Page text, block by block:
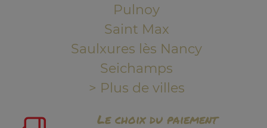
Pulnoy
Saint Max
Saulxures lès Nancy
Seichamps
> Plus de villes
Le choix du paiement